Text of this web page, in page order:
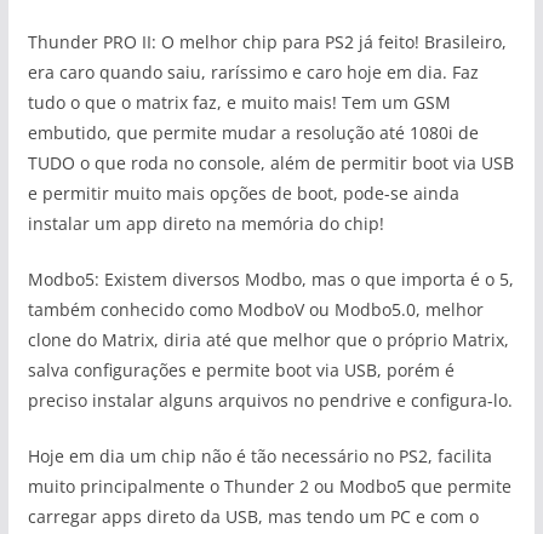
Thunder PRO II: O melhor chip para PS2 já feito! Brasileiro,
era caro quando saiu, raríssimo e caro hoje em dia. Faz
tudo o que o matrix faz, e muito mais! Tem um GSM
embutido, que permite mudar a resolução até 1080i de
TUDO o que roda no console, além de permitir boot via USB
e permitir muito mais opções de boot, pode-se ainda
instalar um app direto na memória do chip!
Modbo5: Existem diversos Modbo, mas o que importa é o 5,
também conhecido como ModboV ou Modbo5.0, melhor
clone do Matrix, diria até que melhor que o próprio Matrix,
salva configurações e permite boot via USB, porém é
preciso instalar alguns arquivos no pendrive e configura-lo.
Hoje em dia um chip não é tão necessário no PS2, facilita
muito principalmente o Thunder 2 ou Modbo5 que permite
carregar apps direto da USB, mas tendo um PC e com o